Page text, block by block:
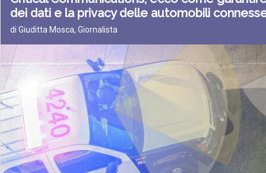
dei dati e la privacy delle automobili
di Giuditta Mosca, Giornalista